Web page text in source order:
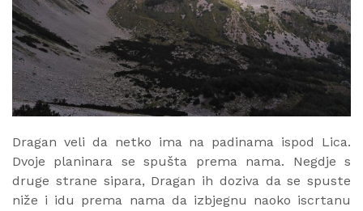
Dragan veli da netko ima na padinama ispod Lica.
Dvoje planinara se spušta prema nama. Negdje s
druge strane sipara, Dragan ih doziva da se spuste
niže i idu prema nama da izbjegnu naoko iscrtanu